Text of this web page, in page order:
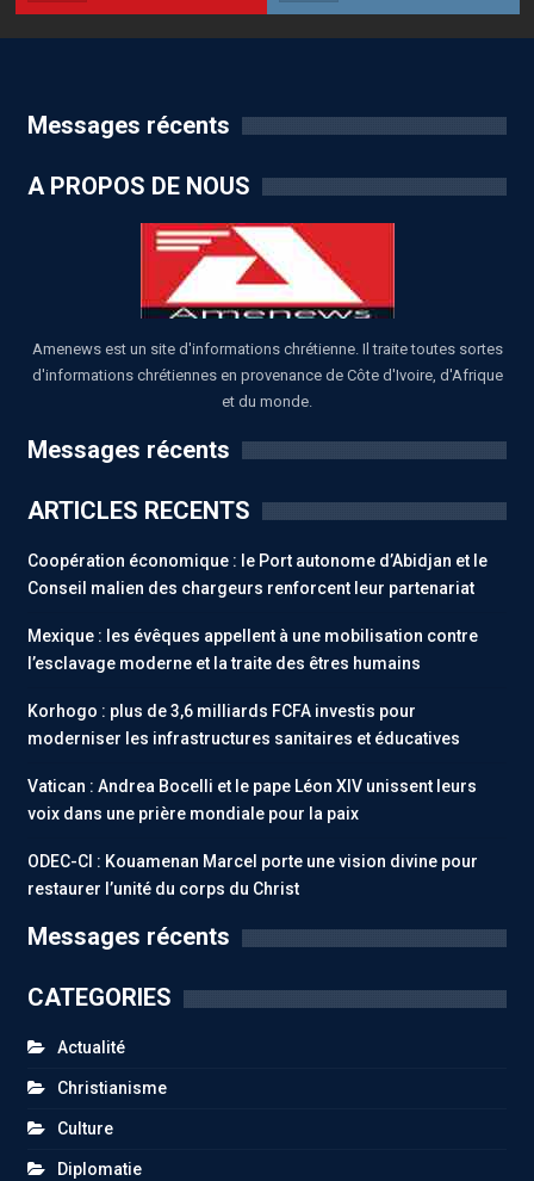
Messages récents
A PROPOS DE NOUS
Amenews est un site d'informations chrétienne. Il traite toutes sortes
d'informations chrétiennes en provenance de Côte d'Ivoire, d'Afrique
et du monde.
Messages récents
ARTICLES RECENTS
Coopération économique : le Port autonome d’Abidjan et le
Conseil malien des chargeurs renforcent leur partenariat
Mexique : les évêques appellent à une mobilisation contre
l’esclavage moderne et la traite des êtres humains
Korhogo : plus de 3,6 milliards FCFA investis pour
moderniser les infrastructures sanitaires et éducatives
Vatican : Andrea Bocelli et le pape Léon XIV unissent leurs
voix dans une prière mondiale pour la paix
ODEC-CI : Kouamenan Marcel porte une vision divine pour
restaurer l’unité du corps du Christ
Messages récents
CATEGORIES
Actualité
Christianisme
Culture
Diplomatie